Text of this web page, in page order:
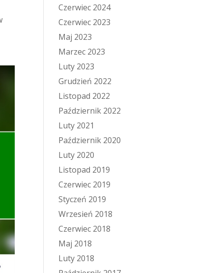
Czerwiec 2024
Czerwiec 2023
Maj 2023
Marzec 2023
Luty 2023
Grudzień 2022
Listopad 2022
Październik 2022
Luty 2021
Październik 2020
Luty 2020
Listopad 2019
Czerwiec 2019
Styczeń 2019
Wrzesień 2018
Czerwiec 2018
Maj 2018
Luty 2018